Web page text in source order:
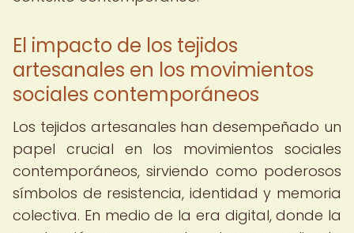
El impacto de los tejidos
artesanales en los movimientos
sociales contemporáneos
Los tejidos artesanales han desempeñado un
papel crucial en los movimientos sociales
contemporáneos, sirviendo como poderosos
símbolos de resistencia, identidad y memoria
colectiva. En medio de la era digital, donde la